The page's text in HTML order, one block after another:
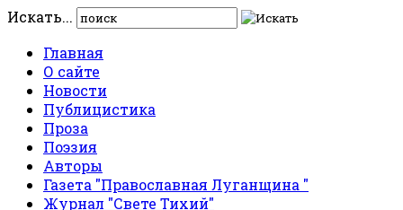
Искать...
Главная
О сайте
Новости
Публицистика
Проза
Поэзия
Авторы
Газета "Православная Луганщина "
Журнал "Свете Тихий"